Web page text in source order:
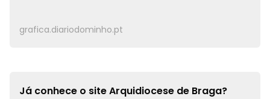
grafica.diariodominho.pt
Já conhece o siteArquidiocese de Braga?